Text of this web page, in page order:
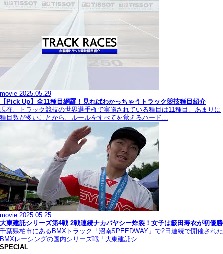
movie 2025.05.29
【Pick Up】全11種目網羅！見ればわかっちゃうトラック競技種目紹介
現在、トラック競技の世界選手権で実施されている種目は11種目。あまりに
種目数が多いことから、ルールをすべてを覚えるハード…
movie 2025.05.25
大東建託シリーズ第4戦 2戦連続ナカバヤシー炸裂！女子は籔田寿衣が初優勝
千葉県柏市にあるBMXトラック「沼南SPEEDWAY」で2日連続で開催された
BMXレーシングの国内シリーズ戦「大東建託シ…
SPECIAL